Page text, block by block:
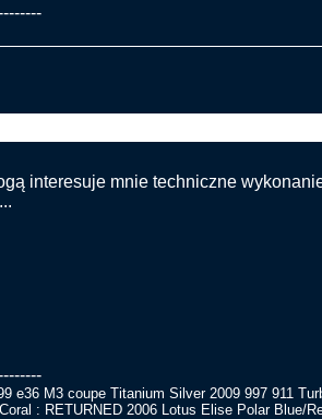
interesuje mnie techniczne
e36 M3 coupe Titanium Silver 2009 997 911
: RETURNED 2006 Lotus Elise Polar Blue/